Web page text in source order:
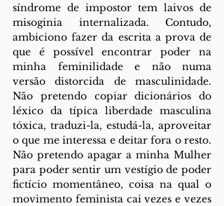
síndrome de impostor tem laivos de
misoginia internalizada. Contudo,
ambiciono fazer da escrita a prova de
que é possível encontrar poder na
minha feminilidade e não numa
versão distorcida de masculinidade.
Não pretendo copiar dicionários do
léxico da típica liberdade masculina
tóxica, traduzi-la, estudá-la, aproveitar
o que me interessa e deitar fora o resto.
Não pretendo apagar a minha Mulher
para poder sentir um vestígio de poder
fictício momentâneo, coisa na qual o
movimento feminista cai vezes e vezes